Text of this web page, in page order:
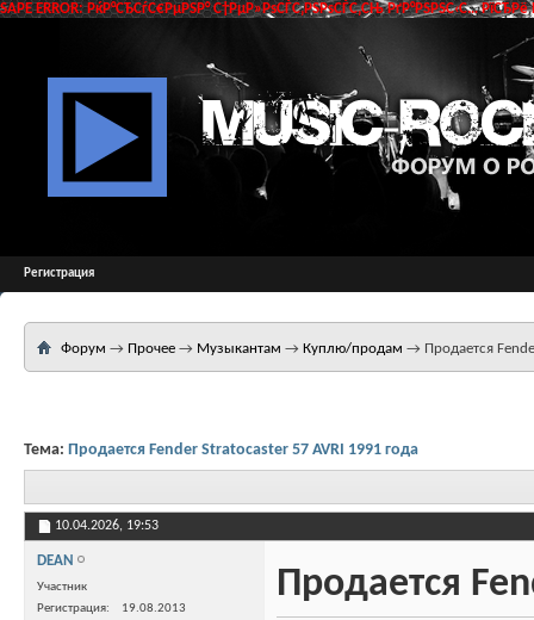
SAPE ERROR: РќР°СЂСѓС€РµРЅР° С†РµР»РѕСЃС‚РЅРѕСЃС‚СЊ РґР°РЅРЅС‹С…
Регистрация
Форум → Прочее → Музыкантам → Куплю/продам → Продается
Тема: Продается Fender Stratocaster 57 AVRI 1991 года
10.04.2026, 19:53
DEAN
Участник
Регистрация
19.08.2013
Продается